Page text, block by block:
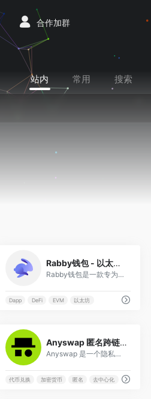
合作加群
站内 常用 搜索
Rabby钱包 - 以太坊与EVM链上钱包
Rabby钱包是一款专为以太坊及所有EVM兼容链设计的游戏级钱包，支持多链资产管理、安全交易与DApp交互，内置防钓鱼与交易模拟功能，提升用户体验。
Dapp DeFi EVM 以太坊
Anyswap 匿名跨链代币兑换
Anyswap 是一个隐私优先的跨链代币兑换平台，支持 100 多种代币直接匿名交换，提供多兑、固定汇率和私密交易，无需登录即可使用。
代币兑换 加密货币 匿名 去中心化